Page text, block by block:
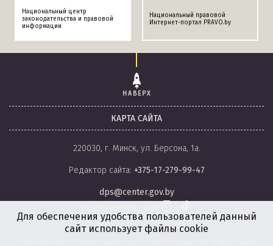
Национальный центр
законодательства и правовой
информации
Национальный правовой
Интернет-портал PRAVO.by
НАВЕРХ
КАРТА САЙТА
220030, г. Минск, ул. Берсона, 1а.
Редактор сайта: +375-17-279-99-47
dps@center.gov.by
Для обеспечения удобства пользователей данный
сайт использует файлы cookie